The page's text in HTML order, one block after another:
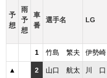
予
想
雨
予
想
車
番
選手名 LG
1 竹島 繁夫 伊勢崎
▲ 2 山口 航太 川 口